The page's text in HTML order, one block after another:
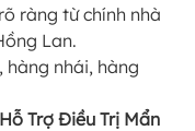
ràng từ chính nhà
Lan.
hàng nhái, hàng
Trợ Điều Trị Mẩn